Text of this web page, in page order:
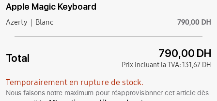
Apple Magic Keyboard
Azerty Blanc 790,00 DH
Total 790,00 DH
Prix incluant la TVA:131,67 DH
Temporairement en rupture de stock.
Nous faisons notre maximum pour réapprovisionner cet article dès